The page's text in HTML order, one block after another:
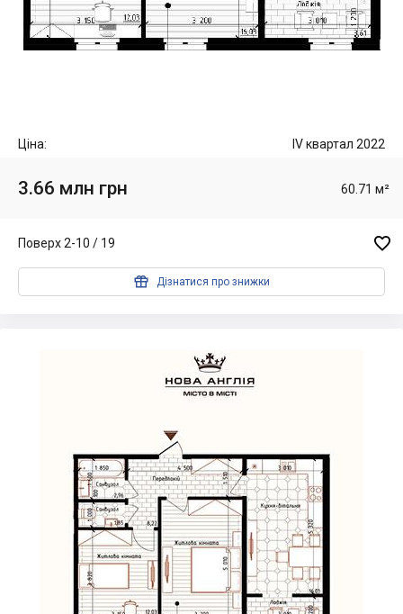
Ціна: IV квартал 2022
3.66 млн грн 60.71 м²
Поверх 2-10 / 19 
 Дізнатися про знижки